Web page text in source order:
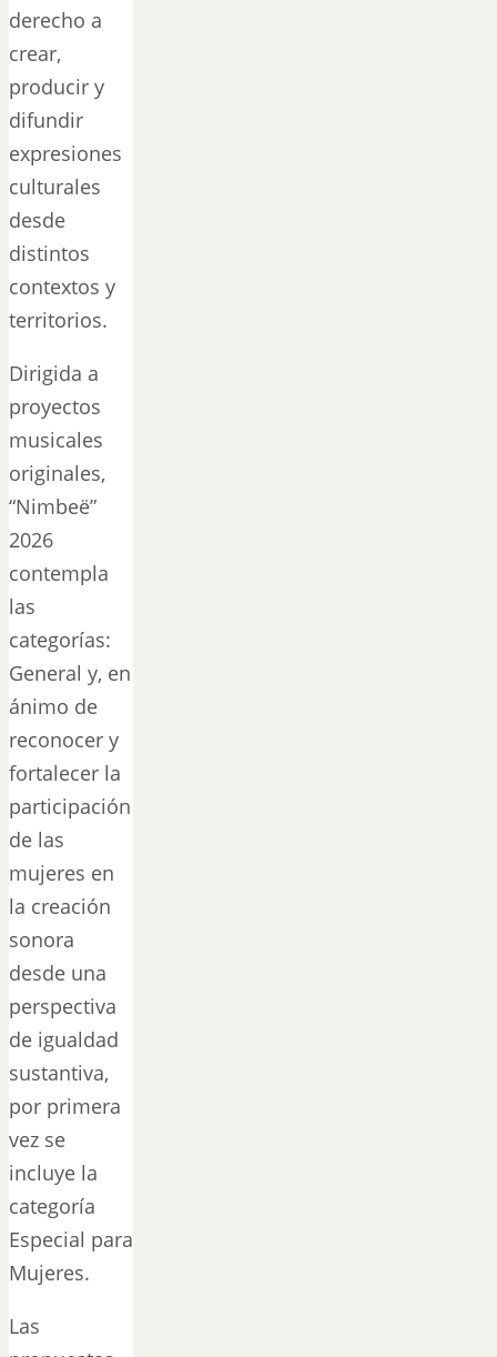
derecho a
crear,
producir y
difundir
expresiones
culturales
desde
distintos
contextos y
territorios.
Dirigida a
proyectos
musicales
originales,
“Nimbeë”
2026
contempla
las
categorías:
General y, en
ánimo de
reconocer y
fortalecer la
participación
de las
mujeres en
la creación
sonora
desde una
perspectiva
de igualdad
sustantiva,
por primera
vez se
incluye la
categoría
Especial para
Mujeres.
Las